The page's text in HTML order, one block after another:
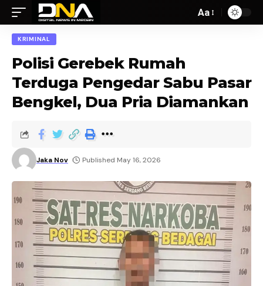
Aa
KRIMINAL
Polisi Gerebek Rumah
Terduga Pengedar Sabu Pasar
Bengkel, Dua Pria Diamankan
Jaka Nov Published May 16, 2026